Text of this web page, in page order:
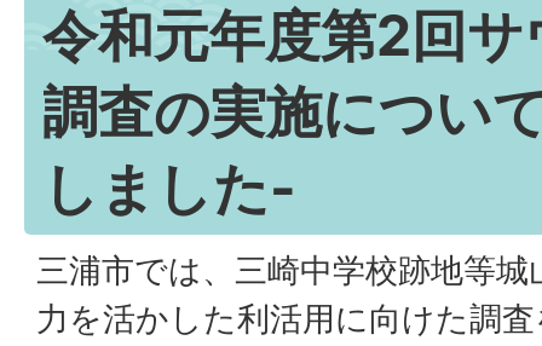
令和元年度第2回
調査の実施につい
しました-
三浦市では、三崎中学校跡地等
力を活かした利活用に向けた調